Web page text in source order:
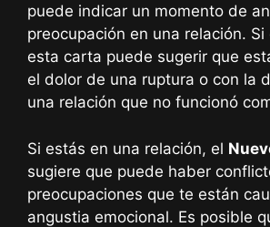
puede indicar un momento de
preocupación en una relación.
esta carta puede sugerir que
el dolor de una ruptura o con la
una relación que no funcionó
Si estás en una relación, el
sugiere que puede haber
preocupaciones que te están
angustia emocional. Es posible